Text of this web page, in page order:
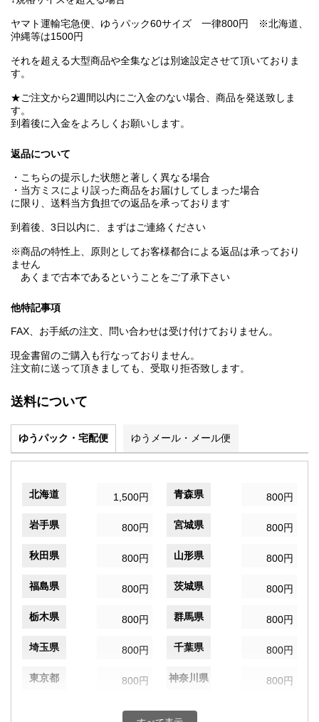
ヤマト運輸宅急便、ゆうパック60サイズ 一律800円 ※北海道、
沖縄等は1500円
それを超える大型商品や全集などは別途設定させて頂いておりま
す。
★ご注文から2週間以内にご入金のない場合、商品を発送致しま
す。
到着後に入金をよろしくお願いします。
返品について
・こちらの提示した状態と著しく異なる場合
・当方ミスにより誤った商品をお届けしてしまった場合
に限り、送料当方負担での返品を承っております
到着後、3日以内に、まずはご連絡ください
※商品の特性上、原則としてお客様都合による返品は承っており
ません
あくまで古本であるということをご了承下さい
他特記事項
FAX、お手紙の注文、問い合わせは受け付けておりません。
現金書留のご購入も行なっておりません。
注文前に送って頂きましても、受取り拒否致します。
送料について
ゆうパック・宅配便 ゆうメール・メール便
北海道 1,500円 青森県 800円
岩手県 800円 宮城県 800円
秋田県 800円 山形県 800円
福島県 800円 茨城県 800円
栃木県 800円 群馬県 800円
埼玉県 800円 千葉県 800円
東京都 800円 神奈川県 800円
800円 富山県